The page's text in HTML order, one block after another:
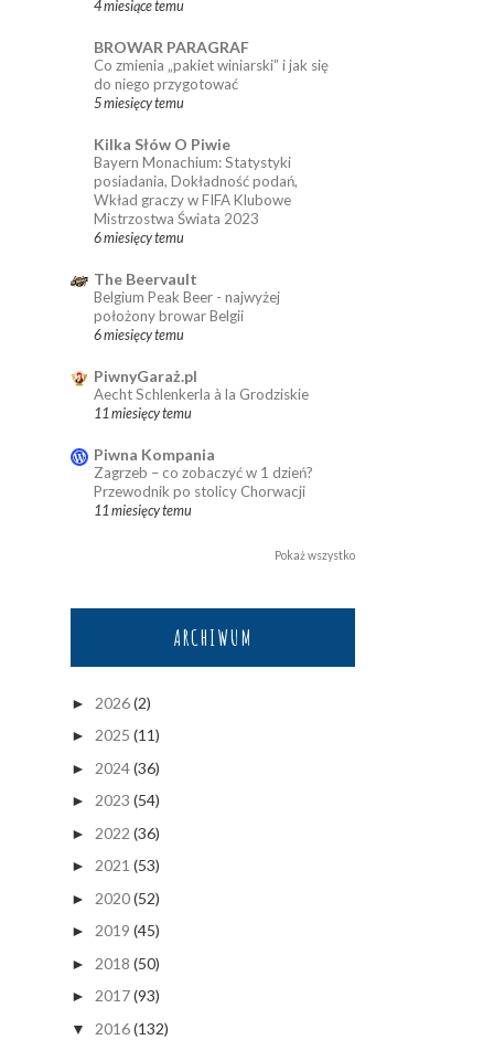
4 miesiące temu
BROWAR PARAGRAF
Co zmienia „pakiet winiarski” i jak się
do niego przygotować
5 miesięcy temu
Kilka Słów O Piwie
Bayern Monachium: Statystyki
posiadania, Dokładność podań,
Wkład graczy w FIFA Klubowe
Mistrzostwa Świata 2023
6 miesięcy temu
The Beervault
Belgium Peak Beer - najwyżej
położony browar Belgii
6 miesięcy temu
PiwnyGaraż.pl
Aecht Schlenkerla à la Grodziskie
11 miesięcy temu
Piwna Kompania
Zagrzeb – co zobaczyć w 1 dzień?
Przewodnik po stolicy Chorwacji
11 miesięcy temu
Pokaż wszystko
ARCHIWUM
► 2026(2)
► 2025 (11)
► 2024(36)
► 2023 (54)
► 2022 (36)
► 2021 (53)
► 2020(52)
► 2019 (45)
► 2018 (50)
► 2017(93)
▼ 2016(132)